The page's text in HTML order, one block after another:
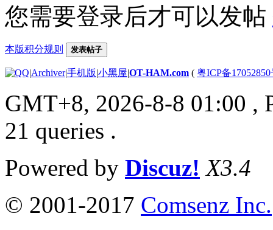
您需要登录后才可以发帖
本版积分规则 发表帖子
|Archiver|手机版|小黑屋|OT-HAM.com ( 粤ICP备17052850
GMT+8, 2026-8-8 01:00 ,
21 queries .
Powered by Discuz! X3.4
© 2001-2017 Comsenz Inc.